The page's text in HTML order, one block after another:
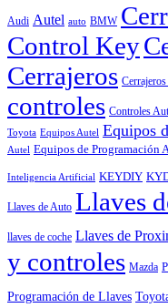
Audi Autel auto BMW
Control Key
Cerrajeros
controles Controles
Toyota Equipos Autel Equipos
Autel Equipos de Programación
Inteligencia Artificial KEYDIY
Llaves de Auto Llaves
llaves de coche Llaves de
y controles Mazda
Programación de Llaves